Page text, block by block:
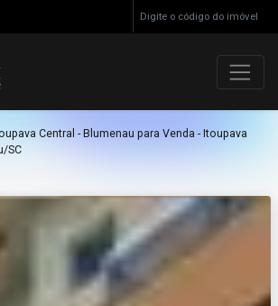
Central - Blumenau para Venda - Itoupava
SC